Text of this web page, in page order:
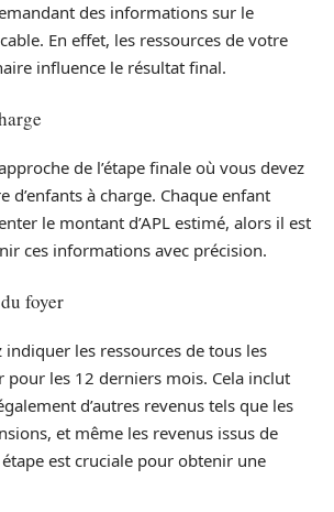
des informations sur le
En effet, les ressources de votre
influence le résultat final.
de l’étape finale où vous devez
d’enfants à charge. Chaque enfant
le montant d’APL estimé, alors il est
ces informations avec précision.
foyer
indiquer les ressources de tous les
pour les 12 derniers mois. Cela inclut
d’autres revenus tels que les
et même les revenus issus de
est cruciale pour obtenir une